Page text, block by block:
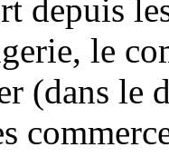
depuis
le
(dans le